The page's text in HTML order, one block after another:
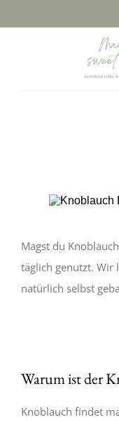
Magst du
täglich genutzt. Wir
natürlich selbst
Warum ist der
Knoblauch findet